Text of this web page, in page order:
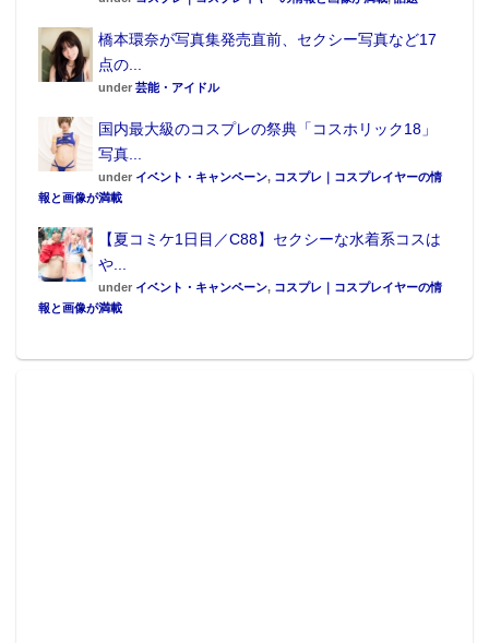
橋本環奈が写真集発売直前、セクシー写真など17
点の...
under 芸能・アイドル
国内最大級のコスプレの祭典「コスホリック18」
写真...
under イベント・キャンペーン, コスプレ｜コスプレイヤーの情
報と画像が満載
【夏コミケ1日目／C88】セクシーな水着系コスは
や...
under イベント・キャンペーン, コスプレ｜コスプレイヤーの情
報と画像が満載